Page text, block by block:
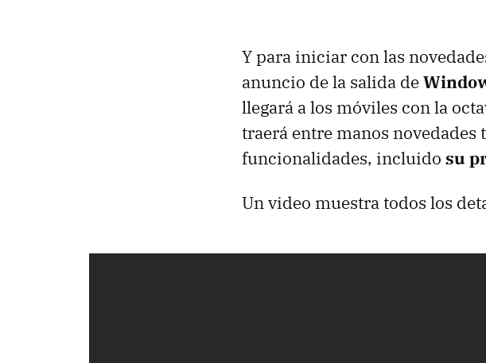
Y para iniciar con las
anuncio de la salida de
llegará a los móviles con la
traerá entre manos
funcionalidades, incluido su
Un video muestra todos los